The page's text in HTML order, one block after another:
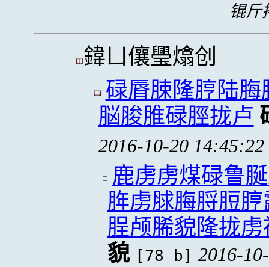
锟斤
鍏ㄩ儴璺熻创
碌脣脨隆脝陆
脳脧脽碌脛拢卢
2016-10-20 14:45:22
鹿虏虏煤碌鲁
脌虏脙脢脟脰
脭颅脪貌隆拢
貌 [78 b] 2016-